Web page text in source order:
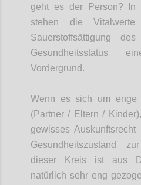
geht es der Person? In
stehen die Vitalwerte
Sauerstoffsättigung
Gesundheitsstatus
Vordergrund.
Wenn es sich um enge
(Partner / Eltern / Kinder),
gewisses Auskunftsrecht
Gesundheitszustand
dieser Kreis ist aus
natürlich sehr eng